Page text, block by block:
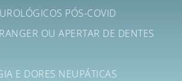
PÓS-COVID
OU APERTAR DE DENTES
E DORES NEUPÁTICAS